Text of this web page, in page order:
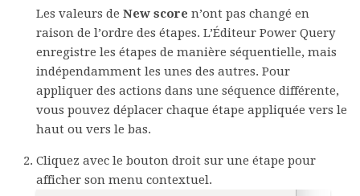
Les valeurs de New score n’ont pas changé en
raison de l’ordre des étapes. L’Éditeur Power Query
enregistre les étapes de manière séquentielle, mais
indépendamment les unes des autres. Pour
appliquer des actions dans une séquence différente,
vous pouvez déplacer chaque étape appliquée vers le
haut ou vers le bas.
Cliquez avec le bouton droit sur une étape pour
afficher son menu contextuel.